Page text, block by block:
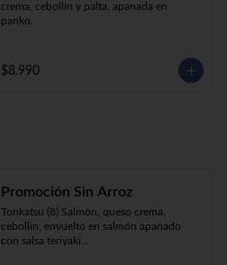
crema, cebollín y palta, apanada en
panko.
$8.990
Promoción Sin Arroz
Tonkatsu (8) Salmón, queso crema,
cebollín, envuelto en salmón apanado
con salsa teriyaki